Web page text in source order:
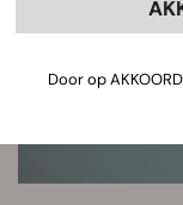
Door op